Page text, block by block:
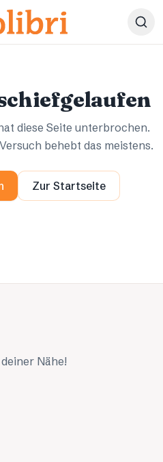
diese Seite unterbrochen.
behebt das meistens.
Zur Startseite
Nähe!